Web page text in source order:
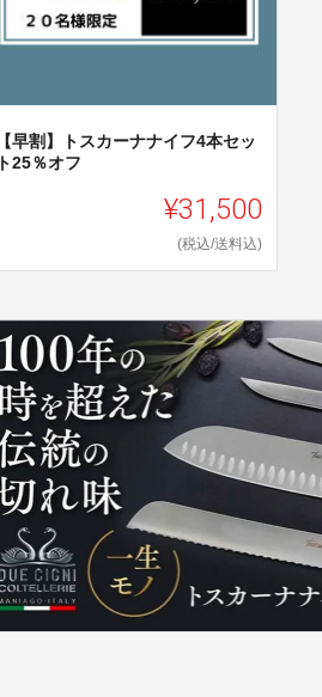
【早割】トスカーナナイフ4本セッ
ト25％オフ
¥31,500
(税込/送料込)